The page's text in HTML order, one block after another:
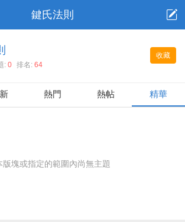
鍵氏法則
收藏
: 0 排名: 64
熱門 熱帖 精華
版塊或指定的範圍內尚無主題